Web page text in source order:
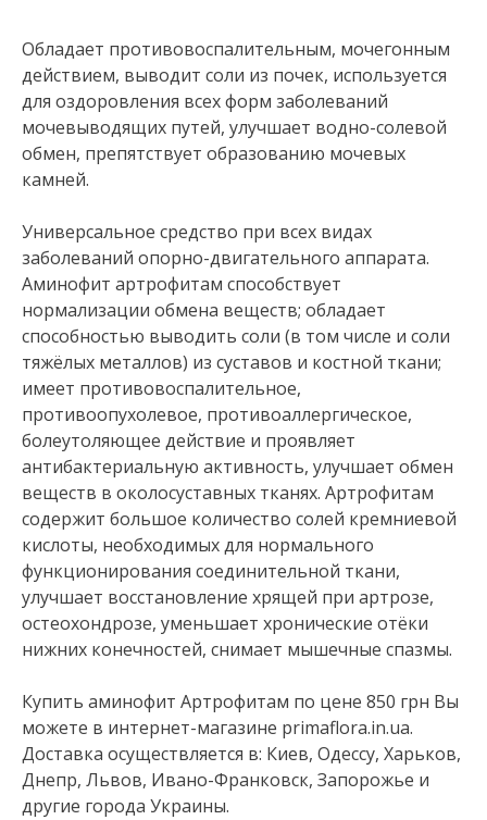
Обладает противовоспалительным, мочегонным
действием, выводит соли из почек, используется
для оздоровления всех форм заболеваний
мочевыводящих путей, улучшает водно-солевой
обмен, препятствует образованию мочевых
камней.
Универсальное средство при всех видах
заболеваний опорно-двигательного аппарата.
Аминофит артрофитам способствует
нормализации обмена веществ; обладает
способностью выводить соли (в том числе и соли
тяжёлых металлов) из суставов и костной ткани;
имеет противовоспалительное,
противоопухолевое, противоаллергическое,
болеутоляющее действие и проявляет
антибактериальную активность, улучшает обмен
веществ в околосуставных тканях. Артрофитам
содержит большое количество солей кремниевой
кислоты, необходимых для нормального
функционирования соединительной ткани,
улучшает восстановление хрящей при артрозе,
остеохондрозе, уменьшает хронические отёки
нижних конечностей, снимает мышечные спазмы.
Купить аминофит Артрофитам по цене 850 грн Вы
можете в интернет-магазине primaflora.in.ua.
Доставка осуществляется в: Киев, Одессу, Харьков,
Днепр, Львов, Ивано-Франковск, Запорожье и
другие города Украины.